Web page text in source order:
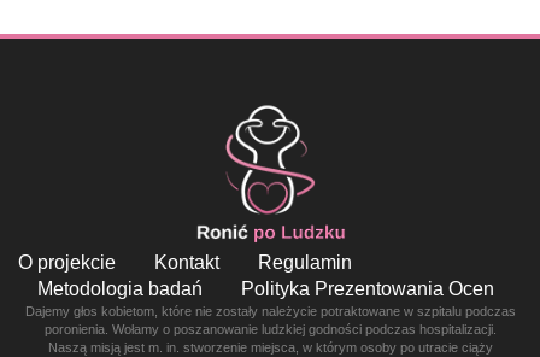
O projekcie Kontakt
Regulamin
Metodologia badań
Polityka Prezentowania Ocen
Dajemy głos kobietom, które nie zostały należycie potraktowane w szpitalu podczas
poronienia. Wołamy o poszanowanie ludzkiej godności podczas hospitalizacji.
Naszą misją jest m. in. stworzenie miejsca, w którym osoby po utracie ciąży